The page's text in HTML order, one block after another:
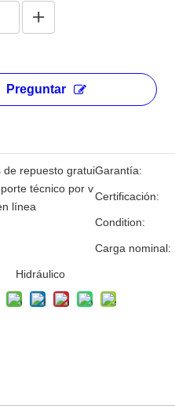
Preguntar
de repuesto gratui
técnico por v
línea
Garantía:
Certificación:
Condition:
Carga nominal:
Hidráulico